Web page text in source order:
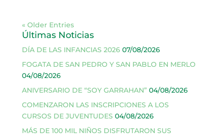
« Older Entries
Últimas Noticias
DÍA DE LAS INFANCIAS 2026 07/08/2026
FOGATA DE SAN PEDRO Y SAN PABLO EN MERLO
04/08/2026
ANIVERSARIO DE “SOY GARRAHAN” 04/08/2026
COMENZARON LAS INSCRIPCIONES A LOS
CURSOS DE JUVENTUDES 04/08/2026
MÁS DE 100 MIL NIÑOS DISFRUTARON SUS